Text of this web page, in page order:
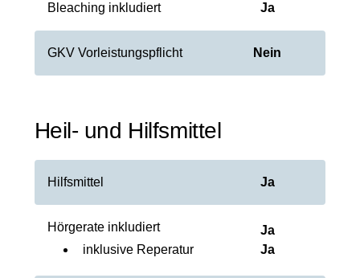
Bleaching inkludiert Ja
GKV Vorleistungspflicht Nein
Heil- und Hilfsmittel
Hilfsmittel Ja
Hörgerate inkludiert
inklusive Reperatur
Ja
Ja